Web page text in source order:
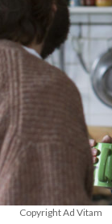
Copyright Ad Vitam